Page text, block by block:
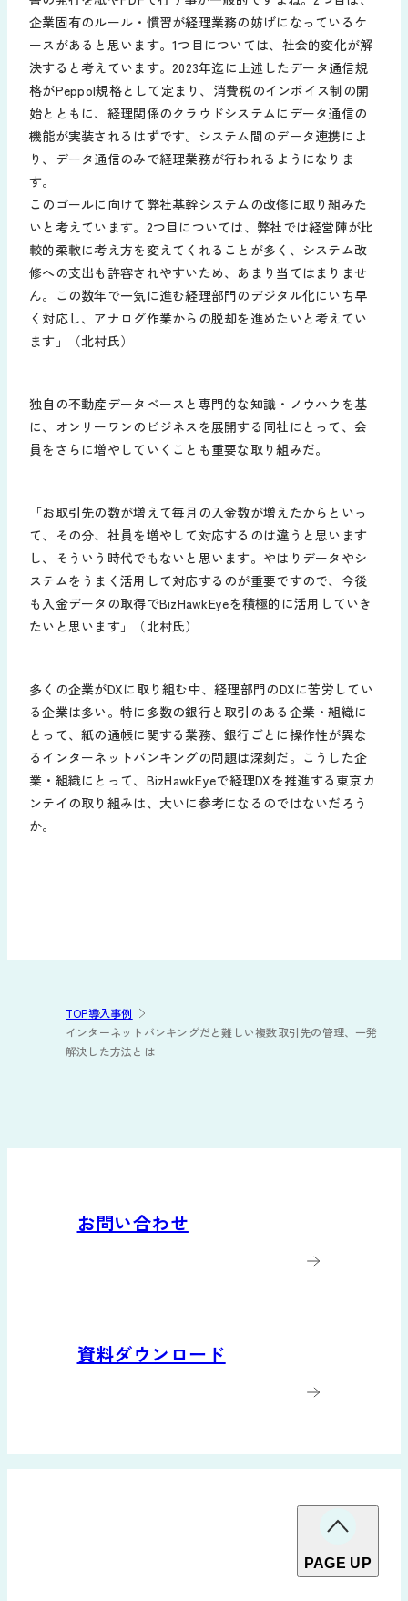
企業固有のルール・慣習が経理業務の妨げになっているケ
ースがあると思います。1つ目については、社会的変化が解
決すると考えています。2023年迄に上述したデータ通信規
格がPeppol規格として定まり、消費税のインボイス制の開
始とともに、経理関係のクラウドシステムにデータ通信の
機能が実装されるはずです。システム間のデータ連携によ
り、データ通信のみで経理業務が行われるようになりま
す。
このゴールに向けて弊社基幹システムの改修に取り組みた
いと考えています。2つ目については、弊社では経営陣が比
較的柔軟に考え方を変えてくれることが多く、システム改
修への支出も許容されやすいため、あまり当てはまりませ
ん。この数年で一気に進む経理部門のデジタル化にいち早
く対応し、アナログ作業からの脱却を進めたいと考えてい
ます」（北村氏）
独自の不動産データベースと専門的な知識・ノウハウを基
に、オンリーワンのビジネスを展開する同社にとって、会
員をさらに増やしていくことも重要な取り組みだ。
「お取引先の数が増えて毎月の入金数が増えたからといっ
て、その分、社員を増やして対応するのは違うと思います
し、そういう時代でもないと思います。やはりデータやシ
ステムをうまく活用して対応するのが重要ですので、今後
も入金データの取得でBizHawkEyeを積極的に活用していき
たいと思います」（北村氏）
多くの企業がDXに取り組む中、経理部門のDXに苦労してい
る企業は多い。特に多数の銀行と取引のある企業・組織に
とって、紙の通帳に関する業務、銀行ごとに操作性が異な
るインターネットバンキングの問題は深刻だ。こうした企
業・組織にとって、BizHawkEyeで経理DXを推進する東京カ
ンテイの取り組みは、大いに参考になるのではないだろう
か。
TOP導入事例
インターネットバンキングだと難しい複数取引先の管理、一発
解決した方法とは
お問い合わせ
資料ダウンロード
PAGE UP